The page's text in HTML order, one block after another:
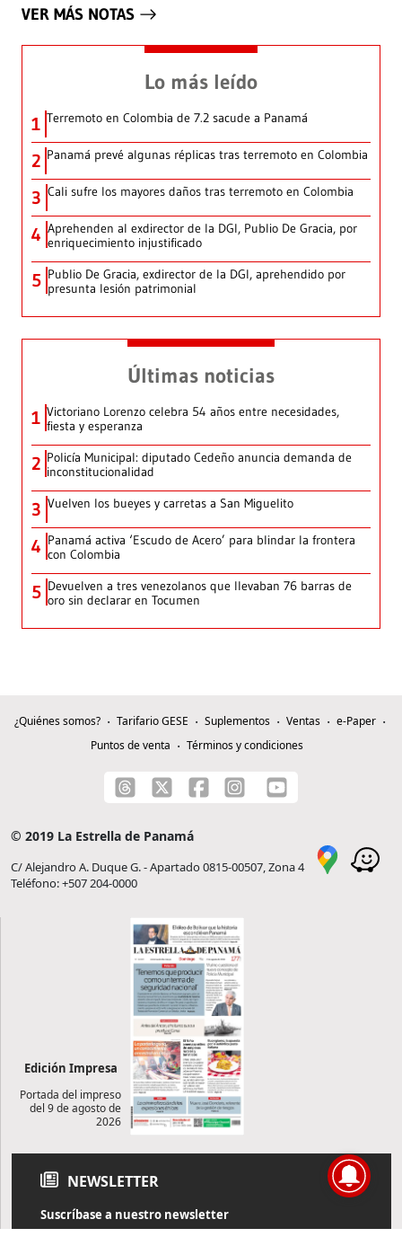
VER MÁS NOTAS
Lo más leído
1 Terremoto en Colombia de 7.2 sacude a Panamá
2 Panamá prevé algunas réplicas tras terremoto en Colombia
3 Cali sufre los mayores daños tras terremoto en Colombia
4 Aprehenden al exdirector de la DGI, Publio De Gracia, por
enriquecimiento injustificado
5 Publio De Gracia, exdirector de la DGI, aprehendido por
presunta lesión patrimonial
Últimas noticias
1 Victoriano Lorenzo celebra 54 años entre necesidades,
fiesta y esperanza
2 Policía Municipal: diputado Cedeño anuncia demanda de
inconstitucionalidad
3 Vuelven los bueyes y carretas a San Miguelito
4 Panamá activa ‘Escudo de Acero’ para blindar la frontera
con Colombia
5 Devuelven a tres venezolanos que llevaban 76 barras de
oro sin declarar en Tocumen
¿Quiénes somos? Tarifario GESE Suplementos Ventas
e-Paper
Puntos de venta
Términos y condiciones
© 2019 La Estrella de Panamá
C/ Alejandro A. Duque G. - Apartado 0815-00507, Zona 4
Teléfono: +507 204-0000
Edición Impresa
Portada del impreso
del 9 de agosto de
2026
NEWSLETTER
Suscríbase a nuestro newsletter
Reciba diariamente información de actualidad directamente en